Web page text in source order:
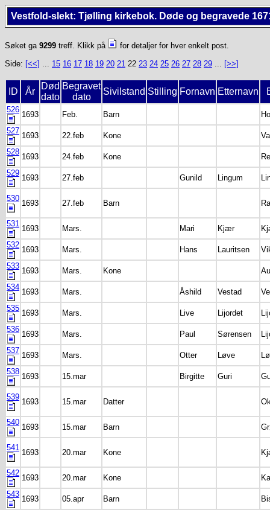
Vestfold-slekt: Tjølling kirkebok. Døde og begravede
Søket ga 9299 treff. Klikk på
for detaljer for hver enkelt post.
Side: [<<] ... 15 16 17 18 19 20 21 22 23 24 25 26 27 28 29 ... [>>]
ID År
Død
dato
Begravet
dato
Sivilstand Stilling Fornavn Etternavn
526
1693 Feb. Barn
527
1693 22.feb Kone
528
1693 24.feb Kone
529
1693 27.feb Gunild Lingum
530
1693 27.feb Barn
531
1693 Mars. Mari Kjær
532
1693 Mars. Hans Lauritsen
533
1693 Mars. Kone
534
1693 Mars. Åshild Vestad
535
1693 Mars. Live Lijordet
536
1693 Mars. Paul Sørensen
537
1693 Mars. Otter Løve
538
1693 15.mar Birgitte Guri
539
1693 15.mar Datter
540
1693 15.mar Barn
541
1693 20.mar Kone
542
1693 20.mar Kone
543
1693 05.apr Barn